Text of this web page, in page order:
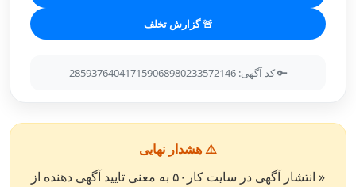
🚨 گزارش تخلف
🔑 کد آگهی: 285937640417159068980233572146
⚠️ هشدار نهایی
« انتشار آگهی در سایت کار۵۰ به معنی تایید آگهی دهنده از